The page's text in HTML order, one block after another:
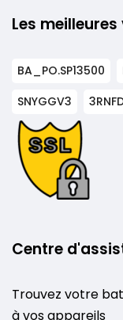
Les
BA_PO.SP13500
SNYGGV3
Centre
Trouvez votre
à vos appareils